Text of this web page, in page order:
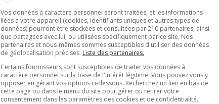
Vos données à caractère personnel seront traitées, et les informations
liées à votre appareil (cookies, identifiants uniques et autres types de
données) pourront être stockées et consultées par 210 partenaires, ainsi
que partagées avec lui, ou utilisées spécifiquement par ce site. Nos
partenaires et nous-mêmes sommes susceptibles d'utiliser des données
de géolocalisation précises. Liste des partenaires.
Certains fournisseurs sont susceptibles de traiter vos données à
caractère personnel sur la base de l'intérêt légitime. Vous pouvez vous y
opposer en gérant vos options ci-dessous. Recherchez un lien en bas de
cette page ou dans le menu du site pour gérer ou retirer votre
consentement dans les paramètres des cookies et de confidentialité.